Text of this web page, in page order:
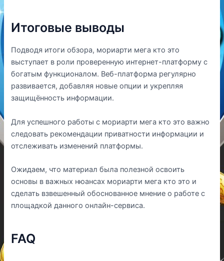
Итоговые выводы
Подводя итоги обзора, мориарти мега кто это
выступает в роли проверенную интернет-платформу с
богатым функционалом. Веб-платформа регулярно
развивается, добавляя новые опции и укрепляя
защищённость информации.
Для успешного работы с мориарти мега кто это важно
следовать рекомендации приватности информации и
отслеживать изменений платформы.
Ожидаем, что материал была полезной освоить
основы в важных нюансах мориарти мега кто это и
сделать взвешенный обоснованное мнение о работе с
площадкой данного онлайн-сервиса.
FAQ